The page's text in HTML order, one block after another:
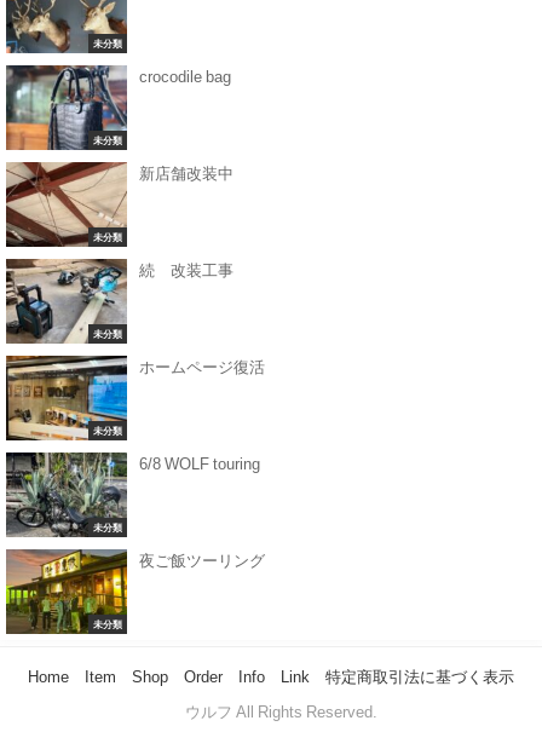
未分類
未分類
crocodile bag
未分類
新店舗改装中
未分類
続 改装工事
未分類
ホームページ復活
未分類
6/8 WOLF touring
未分類
夜ご飯ツーリング
Home Item Shop Order Info Link 特定商取引法に基づく表示
© ウルフ All Rights Reserved.